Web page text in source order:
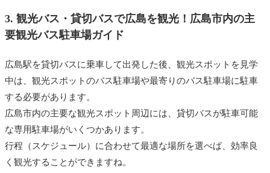
3. 観光バス・ 貸切バスで広島を観光！広島市内の主
要観光バス駐車場ガイド
広島駅を貸切バスに乗車して出発した後、観光スポットを見学
中は、観光スポットのバス駐車場や最寄りのバス駐車場に駐車
する必要があります。
広島市内の主要な観光スポット周辺には、貸切バスが駐車可能
な専用駐車場がいくつかあります。
行程（スケジュール）に合わせて最適な場所を選べば、効率良
く観光することができますね。